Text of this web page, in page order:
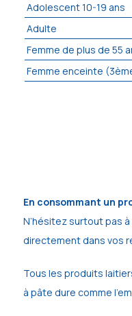
Adolescent 10-19 ans
Adulte
Femme de plus de 55
Femme enceinte
En consommant un
N’hésitez surtout pas
directement dans vos
Tous les produits
à pâte dure comme